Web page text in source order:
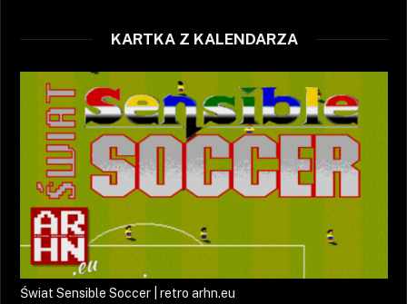
KARTKA Z KALENDARZA
Świat Sensible Soccer | retro arhn.eu